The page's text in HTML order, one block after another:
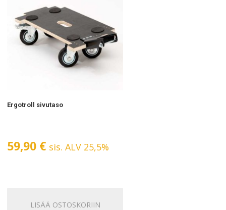
Ergotroll sivutaso
59,90 € sis. ALV 25,5%
LISÄÄ OSTOSKORIIN